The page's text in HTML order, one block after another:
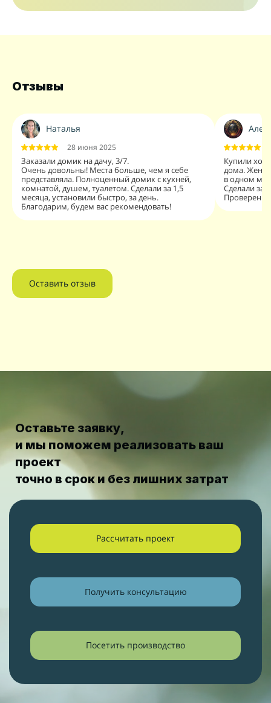
Отзывы
Наталья
28 июня 2025
Заказали домик на дачу, 3/7.
Очень довольны! Места больше, чем я себе
представляла. Полноценный домик с кухней,
комнатой, душем, туалетом. Сделали за 1,5
месяца, установили быстро, за день.
Благодарим, будем вас рекомендовать!
Купили
дома. Жена
в одном
Сделали за
Оставить отзыв
Оставьте заявку,
и мы поможем реализовать ваш
проект
точно в срок и без лишних затрат
Рассчитать проект
Получить консультацию
Посетить производство